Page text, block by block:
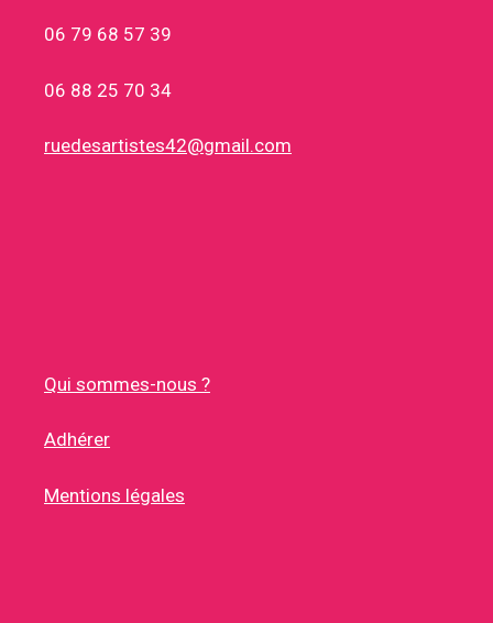
06 79 68 57 39
06 88 25 70 34
ruedesartistes42@gmail.com
Qui sommes-nous ?
Adhérer
Mentions légales